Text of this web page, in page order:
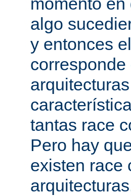
algo
y entonces
tantas race
Pero hay
existen race